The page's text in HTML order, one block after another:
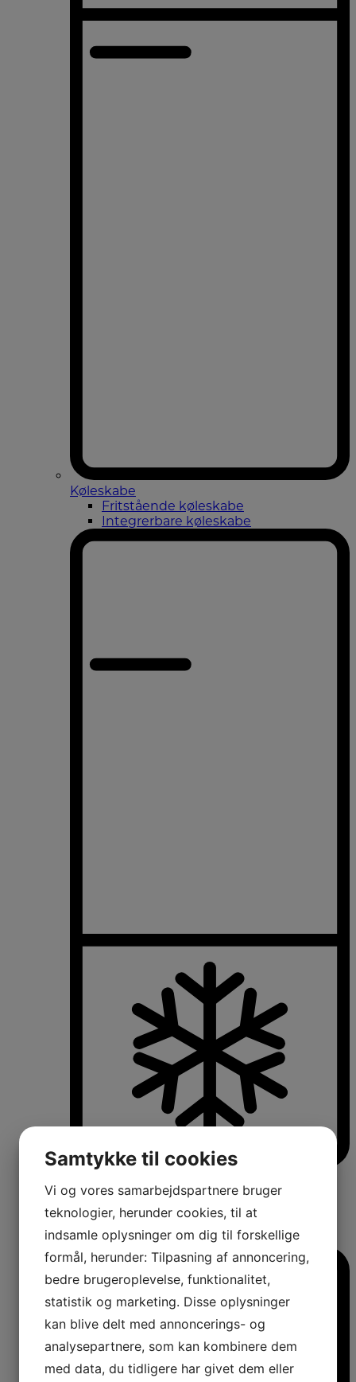
Køleskabe
Fritstående køleskabe
Integrerbare køleskabe
Fritstående køle-/fryseskabe
Integrerbare køle-/fryseskabe
Køleskabe med fryseboks
Amerikanerkøleskabe
Samtykke til cookies
Vi og vores samarbejdspartnere bruger
teknologier, herunder cookies, til at
indsamle oplysninger om dig til forskellige
formål, herunder: Tilpasning af annoncering,
bedre brugeroplevelse, funktionalitet,
statistik og marketing. Disse oplysninger
kan blive delt med annoncerings- og
analysepartnere, som kan kombinere dem
med data, du tidligere har givet dem eller